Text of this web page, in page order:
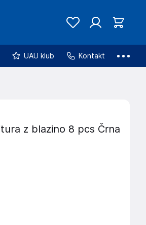
UAU klub Kontakt
z blazino 8 pcs Črna